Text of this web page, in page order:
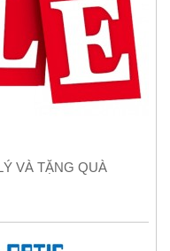
VÀ TẶNG QUÀ